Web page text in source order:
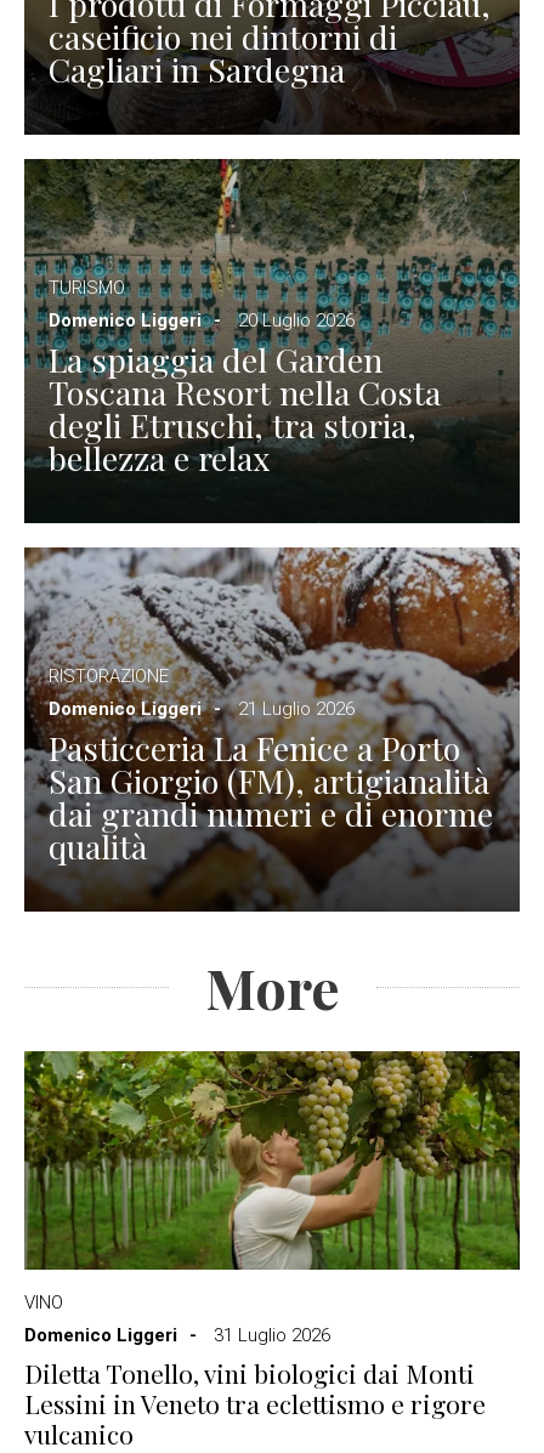
caseificio nei dintorni di
Cagliari in Sardegna
TURISMO
Domenico Liggeri
20 Luglio 2026
La spiaggia del Garden
Toscana Resort nella Costa
degli Etruschi, tra storia,
bellezza e relax
RISTORAZIONE
Domenico Liggeri
21 Luglio 2026
Pasticceria La Fenice a Porto
San Giorgio (FM), artigianalità
dai grandi numeri e di enorme
qualità
More
VINO
Domenico Liggeri
31 Luglio 2026
Diletta Tonello, vini biologici dai Monti
Lessini in Veneto tra eclettismo e rigore
vulcanico